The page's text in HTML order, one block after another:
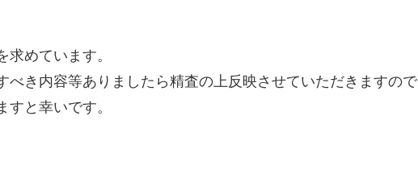
めています。
き内容等ありましたら精査の上反映させていただきますので
と幸いです。